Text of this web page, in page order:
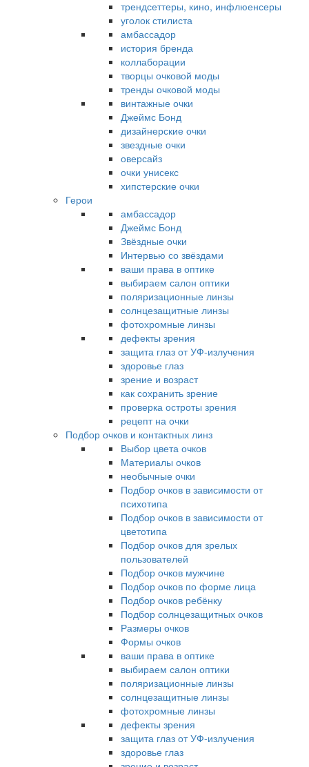
трендсеттеры, кино, инфлюенсеры
уголок стилиста
амбассадор
история бренда
коллаборации
творцы очковой моды
тренды очковой моды
винтажные очки
Джеймс Бонд
дизайнерские очки
звездные очки
оверсайз
очки унисекс
хипстерские очки
Герои
амбассадор
Джеймс Бонд
Звёздные очки
Интервью со звёздами
ваши права в оптике
выбираем салон оптики
поляризационные линзы
солнцезащитные линзы
фотохромные линзы
дефекты зрения
защита глаз от УФ-излучения
здоровье глаз
зрение и возраст
как сохранить зрение
проверка остроты зрения
рецепт на очки
Подбор очков и контактных линз
Выбор цвета очков
Материалы очков
необычные очки
Подбор очков в зависимости от
психотипа
Подбор очков в зависимости от
цветотипа
Подбор очков для зрелых
пользователей
Подбор очков мужчине
Подбор очков по форме лица
Подбор очков ребёнку
Подбор солнцезащитных очков
Размеры очков
Формы очков
ваши права в оптике
выбираем салон оптики
поляризационные линзы
солнцезащитные линзы
фотохромные линзы
дефекты зрения
защита глаз от УФ-излучения
здоровье глаз